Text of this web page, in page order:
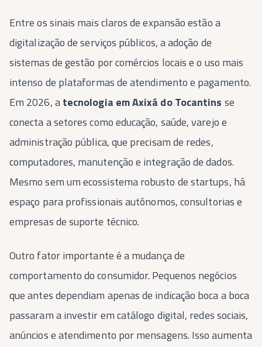
Entre os sinais mais claros de expansão estão a
digitalização de serviços públicos, a adoção de
sistemas de gestão por comércios locais e o uso mais
intenso de plataformas de atendimento e pagamento.
Em 2026, atecnologia em Axixá do Tocantins se
conecta a setores como educação, saúde, varejo e
administração pública, que precisam de redes,
computadores, manutenção e integração de dados.
Mesmo sem um ecossistema robusto de startups, há
espaço para profissionais autônomos, consultorias e
empresas de suporte técnico.
Outro fator importante é a mudança de
comportamento do consumidor. Pequenos negócios
que antes dependiam apenas de indicação boca a boca
passaram a investir em catálogo digital, redes sociais,
anúncios e atendimento por mensagens. Isso aumenta